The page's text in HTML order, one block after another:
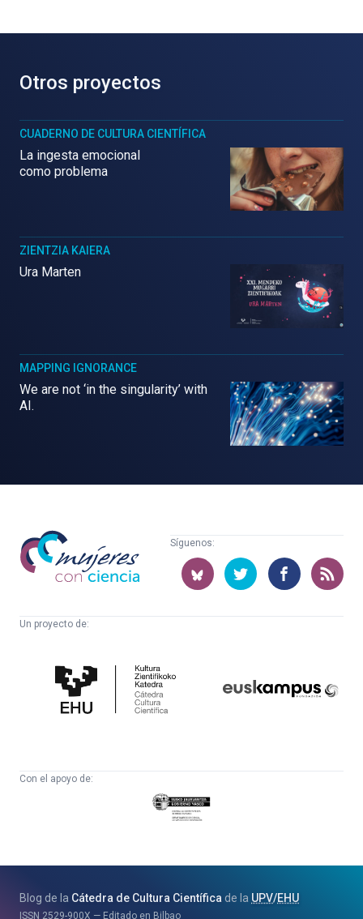
Otros proyectos
CUADERNO DE CULTURA CIENTÍFICA
La ingesta emocional
como problema
ZIENTZIA KAIERA
Ura Marten
MAPPING IGNORANCE
We are not ‘in the singularity’ with
AI.
Mujeres
con
ciencia
Síguenos:
Un proyecto de:
Cultura
Científica
Con el apoyo de:
Eusko
Jaurlaritza
eta
Blog de la Cátedra de Cultura Científica de la UPV/EHU
ISSN 2529-900X Editado en Bilbao